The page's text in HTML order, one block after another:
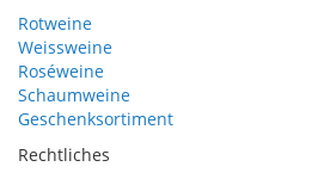
Rotweine
Weissweine
Roséweine
Schaumweine
Geschenksortiment
Rechtliches